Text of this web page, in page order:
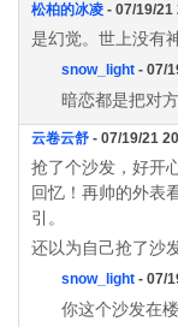
松柏的冰凌 - 07/19/21
是幻觉。世上没有
snow_light - 07/
暗恋都是把对
云卷云舒 - 07/19/21
抢了个沙发，好开
回忆！再帅的外表
引。
还以为自己抢了沙
snow_light - 07/
你这个沙发在